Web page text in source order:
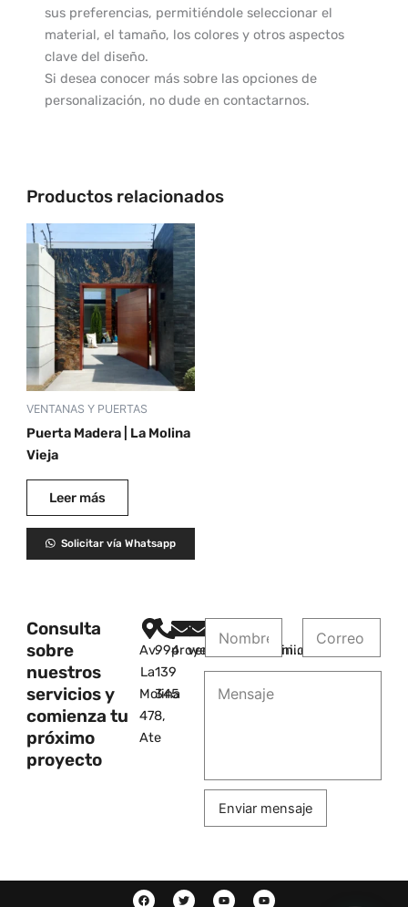
sus preferencias, permitiéndole seleccionar el
material, el tamaño, los colores y otros aspectos
clave del diseño.
Si desea conocer más sobre las opciones de
personalización, no dude en contactarnos.
Productos relacionados
VENTANAS Y PUERTAS
Puerta Madera | La Molina
Vieja
Leer más
Solicitar vía Whatsapp
Consulta
sobre
nuestros
servicios y
comienza tu
próximo
proyecto
994
139
345
proyectos@albertini.com.pe
ventas@albertini.com.pe
Av.
La
Molina
478,
Ate
Enviar mensaje
F
T
Y
Y